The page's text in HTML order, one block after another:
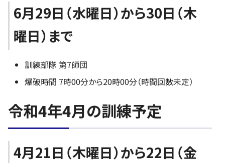
6月29日（水曜日）から30日（木
曜日）まで
訓練部隊 第7師団
爆破時間 7時00分から20時00分（時間回数未定）
令和4年4月の訓練予定
4月21日（木曜日）から22日（金